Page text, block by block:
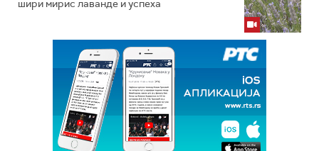
шири мирис лаванде и успеха